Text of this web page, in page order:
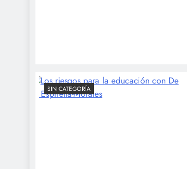
SIN CATEGORÍA